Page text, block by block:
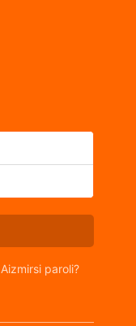
Aizmirsi paroli?